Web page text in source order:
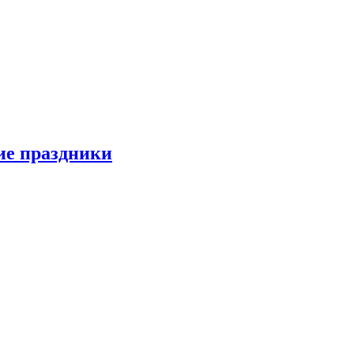
праздники